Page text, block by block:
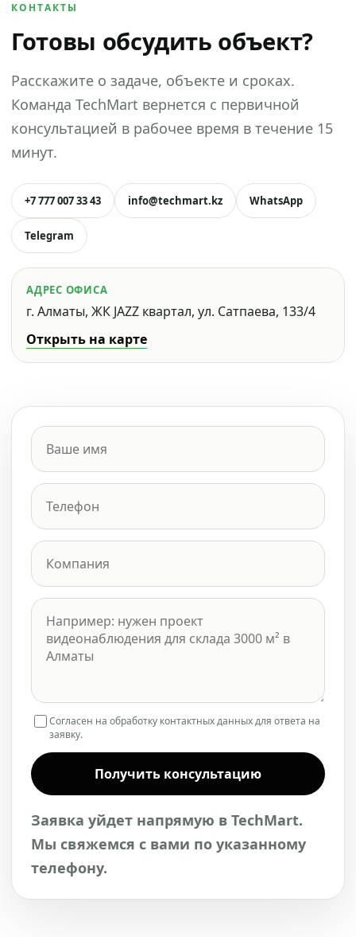
КОНТАКТЫ
Готовы обсудить объект?
Расскажите о задаче, объекте и сроках.
Команда TechMart вернется с первичной
консультацией в рабочее время в течение 15
минут.
+7 777 007 33 43 info@techmart.kz WhatsApp
Telegram
АДРЕС ОФИСА
г. Алматы, ЖК JAZZ квартал, ул. Сатпаева, 133/4
Открыть на карте
Согласен на обработку контактных данных для ответа на
заявку.
Получить консультацию
Заявка уйдет напрямую в TechMart.
Мы свяжемся с вами по указанному
телефону.